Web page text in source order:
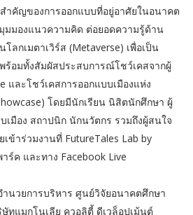
ำคัญของการออกแบบที่อยู่อาศัยในอนาคต
มมองแนวความคิด ต่อยอดความรู้ด้าน
ลกเมตาเวิร์ส (Metaverse) เพื่อเป็น
อมทั้งสัมผัสประสบการณ์โชว์เคสจากผู้
และโชว์เคสการออกแบบเมืองแห่ง
โดยมีนักเรียน นิสิตนักศึกษา ผู้
เมือง สถาปนิก นักนวัตกร รวมถึงผู้สนใจ
ข้าร่วมงานที่ FutureTales Lab by
ร์ค และทาง Facebook Live
ำนวยการบริหาร ศูนย์วิจัยอนาคตศึกษา
ทแมกโนเลีย ควอลิตี้ ดีเวล็อปเม้นต์